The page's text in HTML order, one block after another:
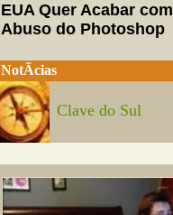
EUA Quer Acabar com
Abuso do Photoshop
NotÃ­cias
Clave do Sul